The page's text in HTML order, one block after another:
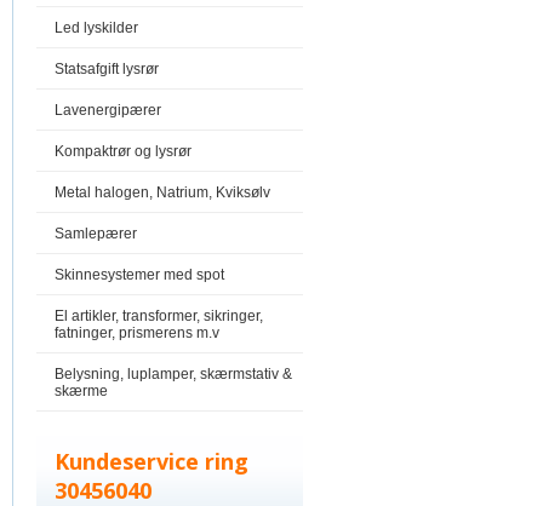
Led lyskilder
Statsafgift lysrør
Lavenergipærer
Kompaktrør og lysrør
Metal halogen, Natrium, Kviksølv
Samlepærer
Skinnesystemer med spot
El artikler, transformer, sikringer,
fatninger, prismerens m.v
Belysning, luplamper, skærmstativ &
skærme
Kundeservice ring
30456040